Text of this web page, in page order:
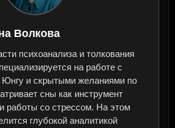
Волкова
психоанализа и толкования
на работе с
Юнгу и скрытыми желаниями по
сны как инструмент
работы со стрессом. На этом
глубокой аналитикой